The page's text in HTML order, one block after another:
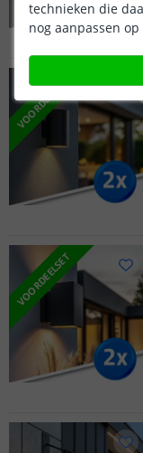
VOORDEELSET
VOORDEELSET
technieken die
nog aanpassen